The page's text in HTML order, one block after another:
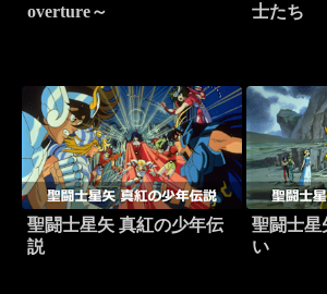
overture～
士たち
聖闘士星矢 真紅の少年伝
説
聖闘士星
い